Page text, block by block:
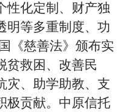
性化定制、财产独
明等多重制度、功
《慈善法》颁布实
贫救困、改善民
灾、助学助教、支
极贡献。中原信托